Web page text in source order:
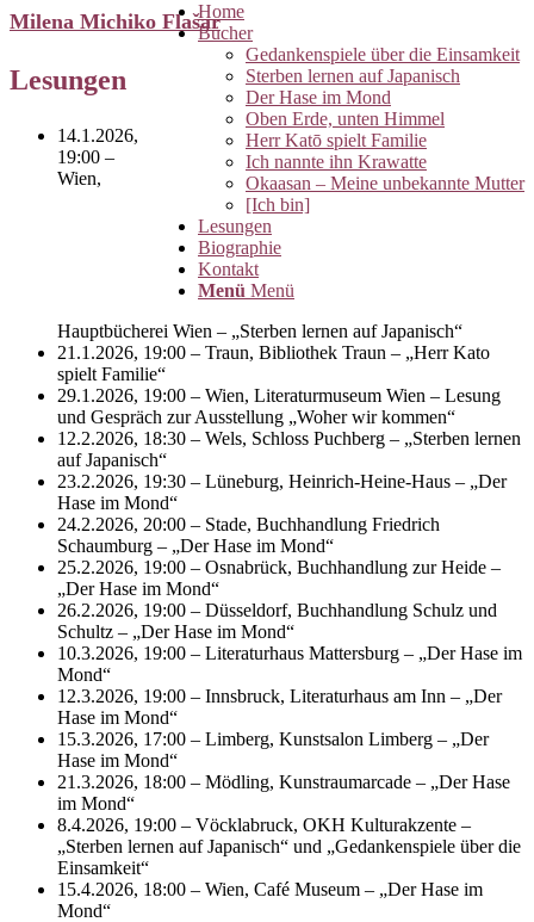
Milena Michiko FlašarHome
Bücher
Gedankenspiele über die Einsamkeit
Sterben lernen auf Japanisch
Der Hase im Mond
Oben Erde, unten Himmel
Herr Katō spielt Familie
Ich nannte ihn Krawatte
Okaasan – Meine unbekannte Mutter
[Ich bin]
Lesungen
Biographie
Kontakt
Menü Menü
Lesungen
14.1.2026,
19:00 –
Wien,
Hauptbücherei Wien – „Sterben lernen auf Japanisch“
21.1.2026, 19:00 – Traun, Bibliothek Traun – „Herr Kato
spielt Familie“
29.1.2026, 19:00 – Wien, Literaturmuseum Wien – Lesung
und Gespräch zur Ausstellung „Woher wir kommen“
12.2.2026, 18:30 – Wels, Schloss Puchberg – „Sterben lernen
auf Japanisch“
23.2.2026, 19:30 – Lüneburg, Heinrich-Heine-Haus – „Der
Hase im Mond“
24.2.2026, 20:00 – Stade, Buchhandlung Friedrich
Schaumburg – „Der Hase im Mond“
25.2.2026, 19:00 – Osnabrück, Buchhandlung zur Heide –
„Der Hase im Mond“
26.2.2026, 19:00 – Düsseldorf, Buchhandlung Schulz und
Schultz – „Der Hase im Mond“
10.3.2026, 19:00 – Literaturhaus Mattersburg – „Der Hase im
Mond“
12.3.2026, 19:00 – Innsbruck, Literaturhaus am Inn – „Der
Hase im Mond“
15.3.2026, 17:00 – Limberg, Kunstsalon Limberg – „Der
Hase im Mond“
21.3.2026, 18:00 – Mödling, Kunstraumarcade – „Der Hase
im Mond“
8.4.2026, 19:00 – Vöcklabruck, OKH Kulturakzente –
„Sterben lernen auf Japanisch“ und „Gedankenspiele über die
Einsamkeit“
15.4.2026, 18:00 – Wien, Café Museum – „Der Hase im
Mond“